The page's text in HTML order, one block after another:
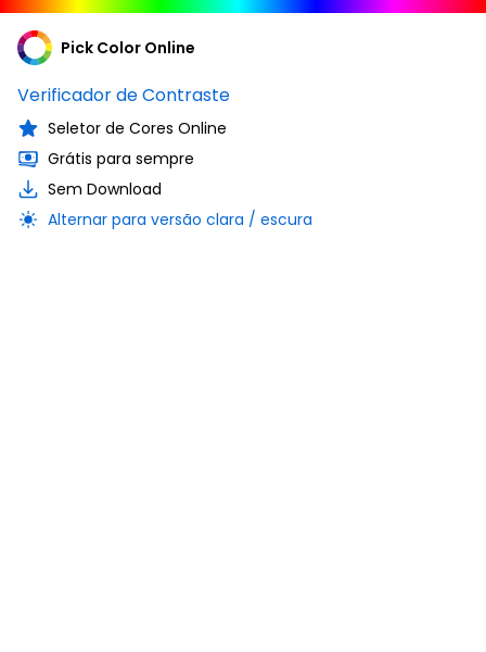
Pick Color Online
Verificador de Contraste
Seletor de Cores Online
Grátis para sempre
Sem Download
Alternar para versão clara / escura